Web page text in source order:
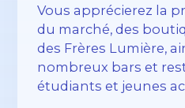
Vous apprécierez la
du marché, des
des Frères Lumière,
nombreux bars et
étudiants et jeunes